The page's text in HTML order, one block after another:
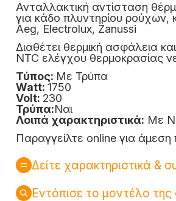
Ανταλλακτική αντίσταση
για κάδο πλυντηρίου ρούχων,
Aeg, Electrolux, Zanussi
Διαθέτει θερμική ασφάλεια
NTC ελέγχου θερμοκρασίας
Τύπος: Με Τρύπα
Watt: 1750
Volt: 230
Τρύπα:Ναι
Λοιπά χαρακτηριστικά: Με
Παραγγείλτε online για
Δείτε χαρακτηριστικά &
Εντόπισε το μοντέλο της